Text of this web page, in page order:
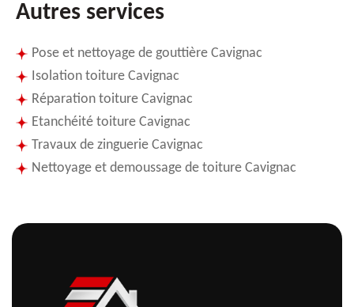
Autres services
Pose et nettoyage de gouttière Cavignac
Isolation toiture Cavignac
Réparation toiture Cavignac
Etanchéité toiture Cavignac
Travaux de zinguerie Cavignac
Nettoyage et demoussage de toiture Cavignac